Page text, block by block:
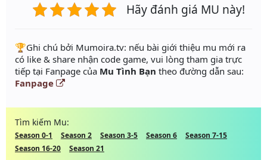
Hãy đánh giá MU này!
️🏆Ghi chú bởi Mumoira.tv: nếu bài giới thiệu mu mới ra
có like & share nhận code game, vui lòng tham gia trực
tiếp tại Fanpage của Mu Tình Bạn theo đường dẫn sau:
Fanpage
Tìm kiếm Mu:
Season 0-1 Season 2 Season 3-5 Season 6
Season 7-15
Season 16-20
Season 21